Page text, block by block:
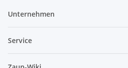
Unternehmen
Service